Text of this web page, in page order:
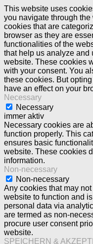
This website uses
you navigate through
cookies that are
browser as they are
functionalities of the
that help us analyze and
website. These cookies
with your consent. You
these cookies. But
have an effect on your
Necessary
Necessary
immer aktiv
Necessary cookies are
function properly. This
ensures basic
website. These cookies
information.
Non-necessary
Non-necessary
Any cookies that may
website to function and
personal data via
are termed as non-
procure user consent
website.
SPEICHERN &